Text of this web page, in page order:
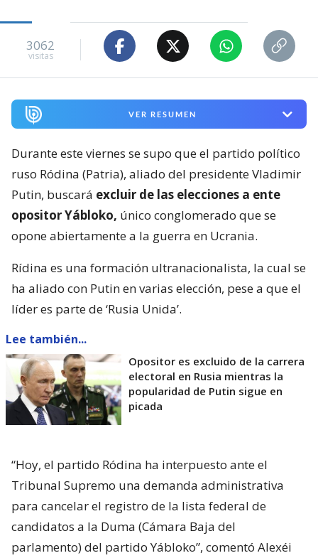
3062
visitas
VER RESUMEN
Durante este viernes se supo que el partido político
ruso Ródina (Patria), aliado del presidente Vladimir
Putin, buscará excluir de las elecciones a ente
opositor Yábloko, único conglomerado que se
opone abiertamente a la guerra en Ucrania.
Rídina es una formación ultranacionalista, la cual se
ha aliado con Putin en varias elección, pese a que el
líder es parte de ‘Rusia Unida’.
Lee también...
Opositor es excluido de la carrera
electoral en Rusia mientras la
popularidad de Putin sigue en
picada
“Hoy, el partido Ródina ha interpuesto ante el
Tribunal Supremo una demanda administrativa
para cancelar el registro de la lista federal de
candidatos a la Duma (Cámara Baja del
parlamento) del partido Yábloko”, comentó Alexéi